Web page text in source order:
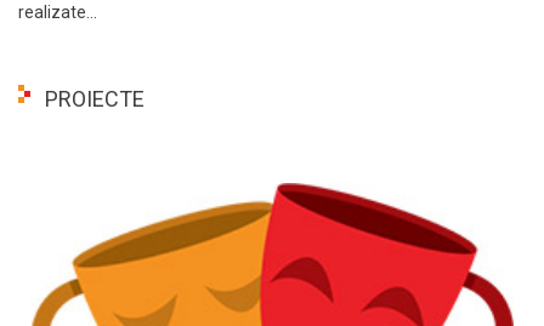
realizate...
PROIECTE